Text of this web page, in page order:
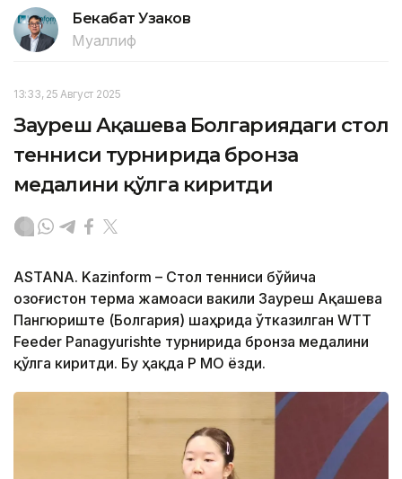
Бекабат Узаков
Муаллиф
13:33, 25 Август 2025
Зауреш Ақашева Болгариядаги стол
тенниси турнирида бронза
медалини қўлга киритди
ASTANA. Kazinform – Стол тенниси бўйича
Қозоғистон терма жамоаси вакили Зауреш Ақашева
Пангюриште (Болгария) шаҳрида ўтказилган WTT
Feeder Panagyurishte турнирида бронза медалини
қўлга киритди. Бу ҳақда ҚР МОҚ ёзди.